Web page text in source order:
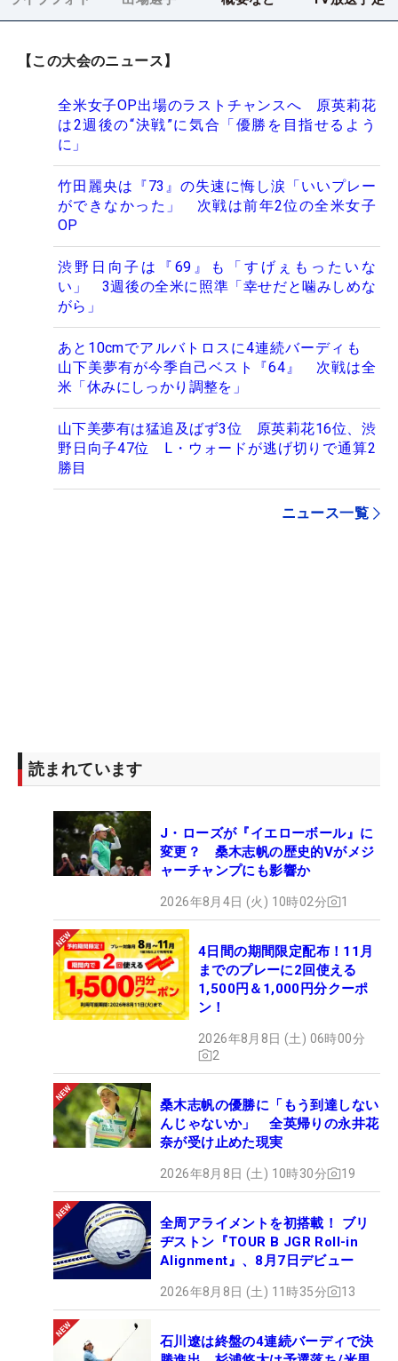
【この大会のニュース】
全米女子OP出場のラストチャンスへ 原英莉花
は2週後の“決戦”に気合「優勝を目指せるよう
に」
竹田麗央は『73』の失速に悔し涙「いいプレー
ができなかった」 次戦は前年2位の全米女子
OP
渋野日向子は『69』も「すげぇもったいな
い」 3週後の全米に照準「幸せだと噛みしめな
がら」
あと10cmでアルバトロスに4連続バーディも
山下美夢有が今季自己ベスト『64』 次戦は全
米「休みにしっかり調整を」
山下美夢有は猛追及ばず3位 原英莉花16位、渋
野日向子47位 L・ウォードが逃げ切りで通算2
勝目
ニュース一覧
読まれています
J・ローズが『イエローボール』に
変更？ 桑木志帆の歴史的Vがメジ
ャーチャンプにも影響か
2026年8月4日 (火) 10時02分 1
4日間の期間限定配布！11月
までのプレーに2回使える
1,500円＆1,000円分クーポ
ン！
2026年8月8日 (土) 06時00分
2
桑木志帆の優勝に「もう到達しない
んじゃないか」 全英帰りの永井花
奈が受け止めた現実
2026年8月8日 (土) 10時30分 19
全周アライメントを初搭載！ ブリ
ヂストン『TOUR B JGR Roll-in
Alignment』、8月7日デビュー
2026年8月8日 (土) 11時35分 13
石川遼は終盤の4連続バーディで決